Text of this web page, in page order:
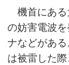
機首にある
の妨害電波
ナなどがあ
は被雷した